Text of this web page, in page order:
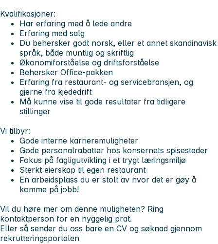
Kvalifikasjoner:
Har erfaring med å lede andre
Erfaring med salg
Du behersker godt norsk, eller et annet skandinavisk
språk, både muntlig og skriftlig
Økonomiforståelse og driftsforståelse
Behersker Office-pakken
Erfaring fra restaurant- og servicebransjen, og
gjerne fra kjededrift
Må kunne vise til gode resultater fra tidligere
stillinger
Vi tilbyr:
Gode interne karrieremuligheter
Gode personalrabatter hos konsernets spisesteder
Fokus på fagligutvikling i et trygt læringsmiljø
Sterkt eierskap til egen restaurant
En arbeidsplass du er stolt av hvor det er gøy å
komme på jobb!
Vil du høre mer om denne muligheten? Ring
kontaktperson for en hyggelig prat.
Eller så sender du oss bare en CV og søknad gjennom
rekrutteringsportalen